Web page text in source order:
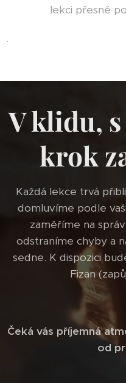
lekci přesně
.
V klidu,
krok
Každá lekce trvá
domluvíme podle
zaměříme na
odstraníme chyby a
sedne. K dispozici
Fizan
Čeká vás příjemná
od